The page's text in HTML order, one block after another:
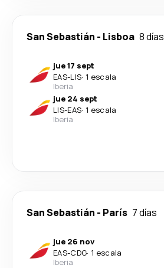
San Sebastián - Lisboa 8 días
jue 17 sept
EAS-LIS· 1 escala
Iberia
jue 24 sept
LIS-EAS· 1 escala
Iberia
San Sebastián - París 7 días
jue 26 nov
EAS-CDG· 1 escala
Iberia